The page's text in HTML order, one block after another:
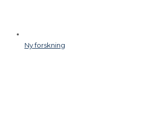
Ny forskning